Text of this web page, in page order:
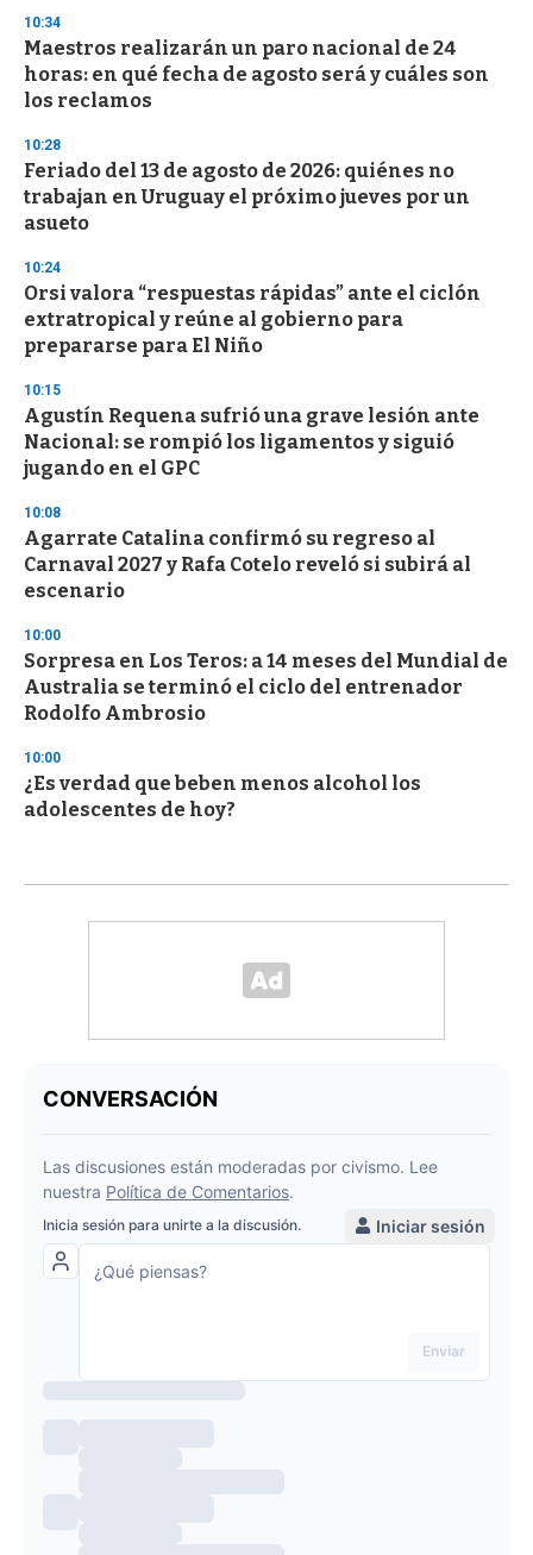
s
e
c
o
n
10:34
Maestros realizarán un paro nacional de 24
horas: en qué fecha de agosto será y cuáles son
los reclamos
10:28
Feriado del 13 de agosto de 2026: quiénes no
trabajan en Uruguay el próximo jueves por un
asueto
10:24
Orsi valora “respuestas rápidas” ante el ciclón
extratropical y reúne al gobierno para
prepararse para El Niño
10:15
Agustín Requena sufrió una grave lesión ante
Nacional: se rompió los ligamentos y siguió
jugando en el GPC
10:08
Agarrate Catalina confirmó su regreso al
Carnaval 2027 y Rafa Cotelo reveló si subirá al
escenario
10:00
Sorpresa en Los Teros: a 14 meses del Mundial de
Australia se terminó el ciclo del entrenador
Rodolfo Ambrosio
10:00
¿Es verdad que beben menos alcohol los
adolescentes de hoy?